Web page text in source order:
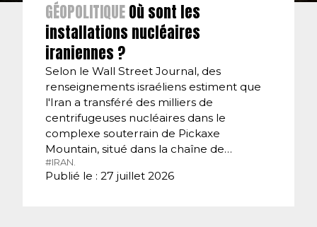
GÉOPOLITIQUEOù sont les
installations nucléaires
iraniennes ?
Selon le Wall Street Journal, des
renseignements israéliens estiment que
l'Iran a transféré des milliers de
centrifugeuses nucléaires dans le
complexe souterrain de Pickaxe
Mountain, situé dans la chaîne de…
#IRAN.
Publié le : 27 juillet 2026